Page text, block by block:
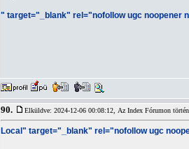
" target="_blank" rel="nofollow ugc noopener
90. Elküldve: 2024-12-06 00:08:12, Az Index Fórumon
Local" target="_blank" rel="nofollow ugc